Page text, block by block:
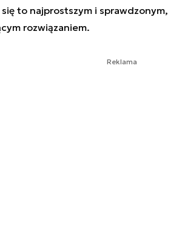
to najprostszym i sprawdzonym,
rozwiązaniem.
Reklama